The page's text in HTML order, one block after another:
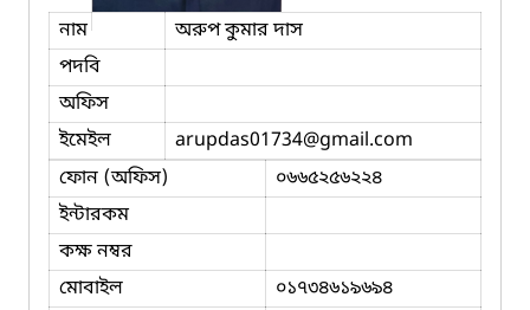
নাম
অরুপ কুমার দাস
পদবি
অফিস
ইমেইল
arupdas01734@gmail.com
ফোন (অফিস)
০৬৬৫২৫৬২২৪
ইন্টারকম
কক্ষ নম্বর
মোবাইল
০১৭৩৪৬১৯৬৯৪